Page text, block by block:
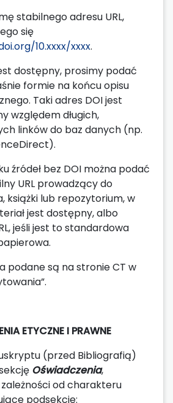
stabilnego adresu URL,
się
10.xxxx/xxxx.
dostępny, prosimy podać
formie na końcu opisu
Taki adres DOI jest
względem długich,
linków do baz danych (np.
źródeł bez DOI można podać
URL prowadzący do
książki lub repozytorium, w
jest dostępny, albo
jeśli jest to standardowa
podane są na stronie CT w
ETYCZNE I PRAWNE
(przed Bibliografią)
Oświadczenia,
od charakteru
podsekcje: